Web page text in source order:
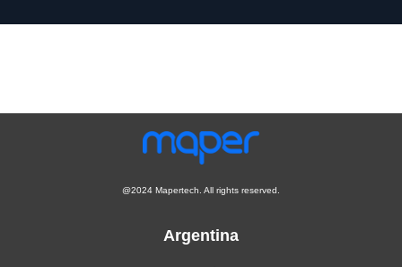
@2024 Mapertech. All rights reserved.
Argentina